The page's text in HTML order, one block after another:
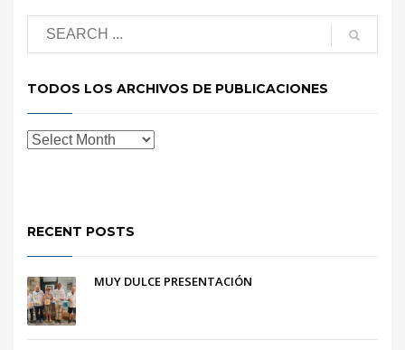
TODOS LOS ARCHIVOS DE PUBLICACIONES
RECENT POSTS
MUY DULCE PRESENTACIÓN